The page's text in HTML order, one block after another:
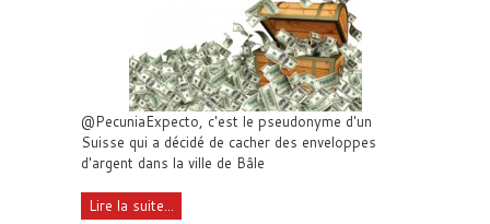
@PecuniaExpecto, c'est le pseudonyme d'un
Suisse qui a décidé de cacher des enveloppes
d'argent dans la ville de Bâle
Lire la suite...